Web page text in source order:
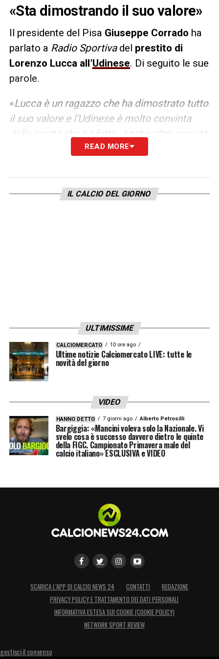
«Sta dimostrando il suo valore»
Il presidente del Pisa Giuseppe Corrado ha
parlato a Radio Sportivadel prestito di
Lorenzo Lucca all’Udinese. Di seguito le sue
parole.
«Lucca è un ragazzo che ha dimostrato tutto
il suo valore e l’Udinese è molto convinta
della scelta che ha fatto. Anche altre società
erano attente al profilo di Lorenzo, ma alla
stato un primo contributo e adesso la
differenza rispetto al prezzo del prestito è
READ MORE
IL CALCIO DEL GIORNO
ULTIMISSIME
CALCIOMERCATO 10 ore ago
Ultime notizie Calciomercato LIVE: tutte le
novità del giorno
VIDEO
HANNO DETTO 7 giorni ago Alberto Petrosilli
Bargiggia: «Mancini voleva solo la Nazionale. Vi
svelo cosa è successo davvero dietro le quinte
della FIGC. Campionato Primavera male del
calcio italiano» ESCLUSIVA e VIDEO
SCARICA L’APP DI CALCIO NEWS 24 CONTATTI
REDAZIONE
PRIVACY POLICY E TRATTAMENTO DEI DATI PERSONALI
INFORMATIVA ESTESA SUI COOKIE (COOKIE POLICY)
NETWORK SPORT REVIEW
gestisci il consenso